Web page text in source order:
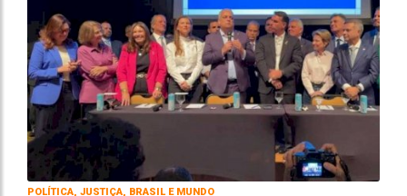
POLÍTICA, JUSTIÇA, BRASIL E MUNDO